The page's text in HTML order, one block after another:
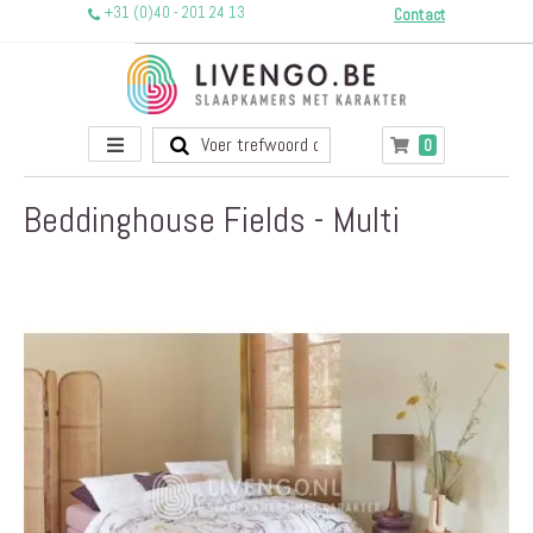
+31 (0)40 - 201 24 13 Contact
Toggle
Nav
Winkelwagen
0producten
Beddinghouse Fields - Multi
einde
van
afbeeldingen-